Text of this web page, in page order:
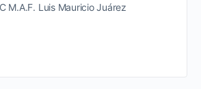
M.A.F. Luis Mauricio Juárez